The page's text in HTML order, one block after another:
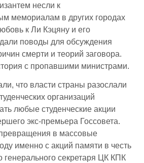
несли к
мемориалам в других городах
к Ли Кэцяну и его
поводы для обсуждения
смерти и теорий заговора.
с пропавшими министрами.
что власти страны разослали
организаций
любые студенческие акции
экс-премьера Госсовета.
в массовые
именно с акций памяти в честь
секретаря ЦК КПК